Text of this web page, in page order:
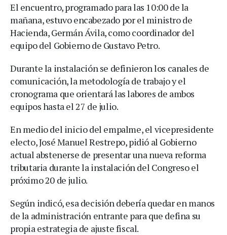
El encuentro, programado para las 10:00 de la
mañana, estuvo encabezado por el ministro de
Hacienda, Germán Ávila, como coordinador del
equipo del Gobierno de Gustavo Petro.
Durante la instalación se definieron los canales de
comunicación, la metodología de trabajo y el
cronograma que orientará las labores de ambos
equipos hasta el 27 de julio.
En medio del inicio del empalme, el vicepresidente
electo, José Manuel Restrepo, pidió al Gobierno
actual abstenerse de presentar una nueva reforma
tributaria durante la instalación del Congreso el
próximo 20 de julio.
Según indicó, esa decisión debería quedar en manos
de la administración entrante para que defina su
propia estrategia de ajuste fiscal.